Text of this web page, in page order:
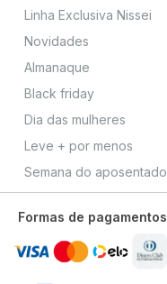
Linha Exclusiva Nissei
Novidades
Almanaque
Black friday
Dia das mulheres
Leve + por menos
Semana do aposentado
Formas de pagamentos